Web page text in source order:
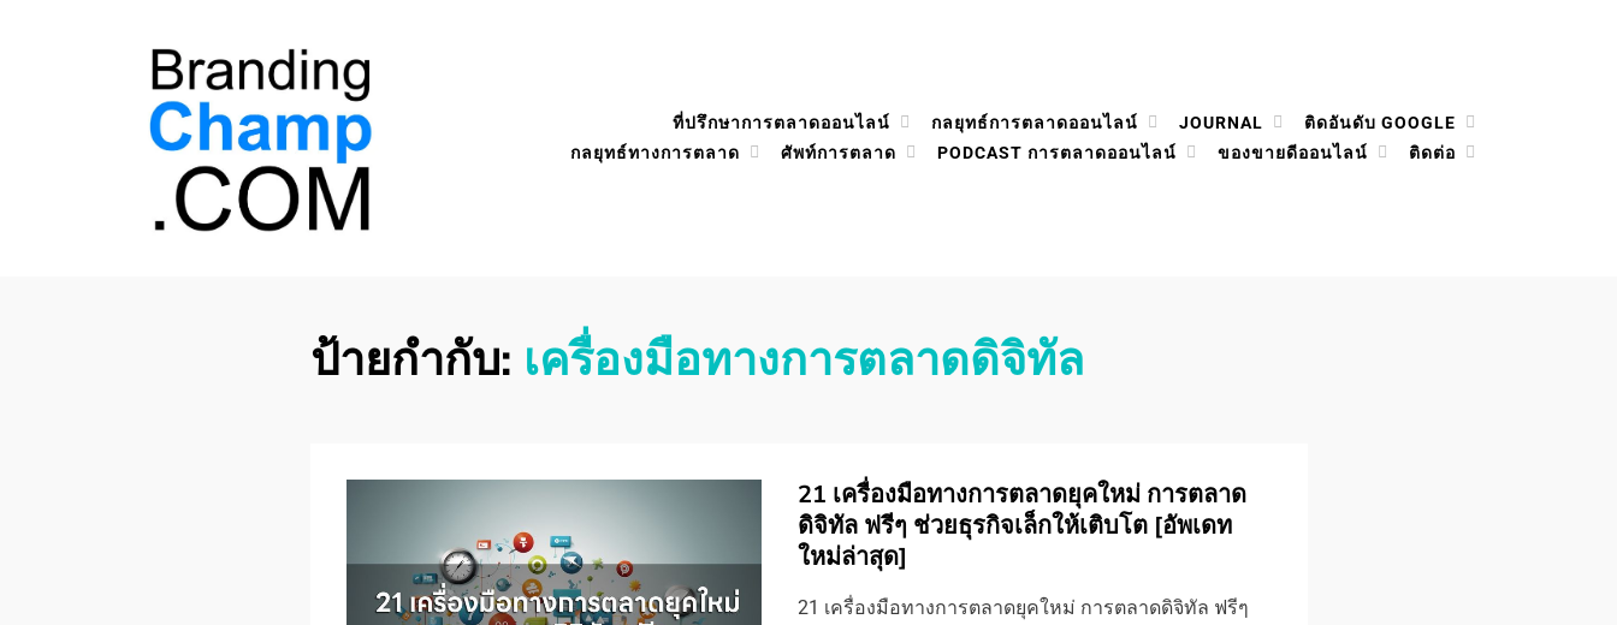
ที่ปรึกษาการตลาดออนไลน์ กลยุทธ์การตลาดออนไลน์ JOURNAL
ติดอันดับ GOOGLE
กลยุทธ์ทางการตลาด
ศัพท์การตลาด PODCAST การตลาดออนไลน์ ของขายดีออนไลน์ ติดต่อ
ป้ายกำกับ: เครื่องมือทางการตลาดดิจิทัล
21 เครื่องมือทางการตลาดยุคใหม่ การตลาด
ดิจิทัล ฟรีๆ ช่วยธุรกิจเล็กให้เติบโต [อัพเดท
ใหม่ล่าสุด]
21 เครื่องมือทางการตลาดยุคใหม่ การตลาดดิจิทัล ฟรีๆ